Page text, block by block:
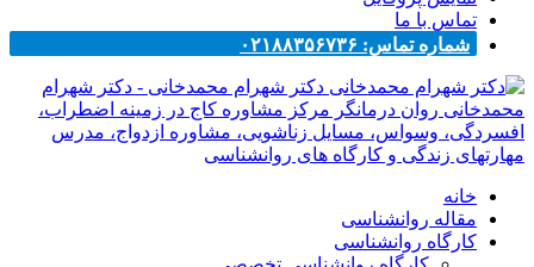
تماس با ما
شماره تماس: ۰۲۱۸۸۳۵۶۷۳۶
دکتر شهرام محمدخانی - دکتر شهرام
محمدخانی روان درمانگر مرکز مشاوره کاج در زمینه اضطراب،
افسردگی، وسواس، مسایل زناشویی، مشاوره ازدواج، مدرس
مهارتهای زندگی و کارگاه های روانشناسی
خانه
مقاله روانشناسی
کارگاه روانشناسی